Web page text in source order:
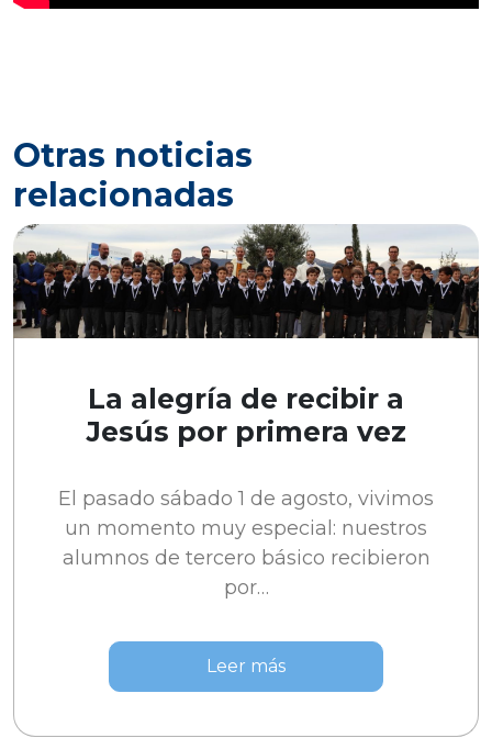
Otras noticias
relacionadas
La alegría de recibir a
Jesús por primera vez
El pasado sábado 1 de agosto, vivimos
un momento muy especial: nuestros
alumnos de tercero básico recibieron
por…
Leer más